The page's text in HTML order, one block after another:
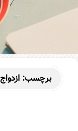
برچسب: ازدواج